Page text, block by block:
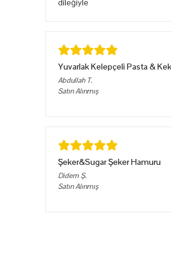
dileğiyle
Yuvarlak Kelepçeli Pasta & Kek
Abdullah T.
Satın Alınmış
Şeker&Sugar Şeker Hamuru
Didem Ş.
Satın Alınmış